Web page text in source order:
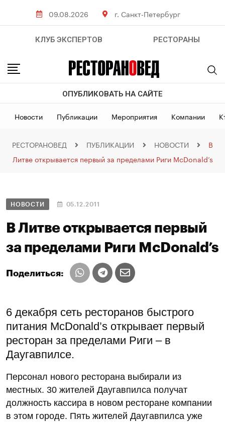
09.08.2026 г. Санкт-Петербург
КЛУБ ЭКСПЕРТОВ РЕСТОРАНЫ
ОПУБЛИКОВАТЬ НА САЙТЕ
Новости Публикации Мероприятия Компании
РЕСТОРАНОВЕД ПУБЛИКАЦИИ НОВОСТИ
В
Литве открывается первый за пределами Риги McDonald’s
НОВОСТИ 05.12.2011
В Литве открывается первый
за пределами Риги McDonald’s
Поделиться:
6 декабря сеть ресторанов быстрого
питания McDonald’s открывает первый
ресторан за пределами Риги – в
Даугавпилсе.
Персонал нового ресторана выбирали из
местных. 30 жителей Даугавпилса получат
должность кассира в новом ресторане компании
в этом городе. Пять жителей Даугавпилса уже